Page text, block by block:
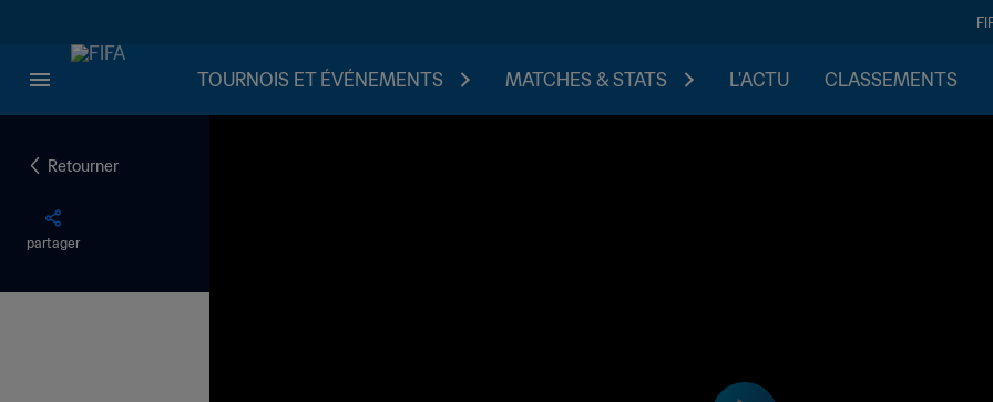
TOURNOIS ET ÉVÉNEMENTS MATCHES & STATS L'ACTU CLASSEMENTS
Retourner
partager